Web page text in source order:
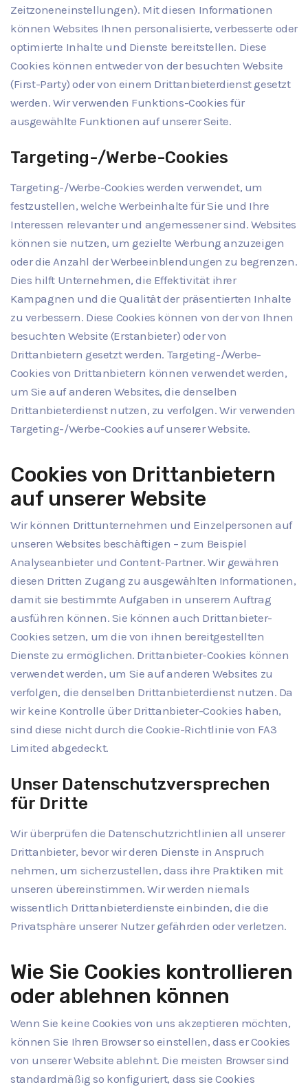
Zeitzoneneinstellungen). Mit diesen Informationen
können Websites Ihnen personalisierte, verbesserte oder
optimierte Inhalte und Dienste bereitstellen. Diese
Cookies können entweder von der besuchten Website
(First-Party) oder von einem Drittanbieterdienst gesetzt
werden. Wir verwenden Funktions-Cookies für
ausgewählte Funktionen auf unserer Seite.
Targeting-/Werbe-Cookies
Targeting-/Werbe-Cookies werden verwendet, um
festzustellen, welche Werbeinhalte für Sie und Ihre
Interessen relevanter und angemessener sind. Websites
können sie nutzen, um gezielte Werbung anzuzeigen
oder die Anzahl der Werbeeinblendungen zu begrenzen.
Dies hilft Unternehmen, die Effektivität ihrer
Kampagnen und die Qualität der präsentierten Inhalte
zu verbessern. Diese Cookies können von der von Ihnen
besuchten Website (Erstanbieter) oder von
Drittanbietern gesetzt werden. Targeting-/Werbe-
Cookies von Drittanbietern können verwendet werden,
um Sie auf anderen Websites, die denselben
Drittanbieterdienst nutzen, zu verfolgen. Wir verwenden
Targeting-/Werbe-Cookies auf unserer Website.
Cookies von Drittanbietern
auf unserer Website
Wir können Drittunternehmen und Einzelpersonen auf
unseren Websites beschäftigen – zum Beispiel
Analyseanbieter und Content-Partner. Wir gewähren
diesen Dritten Zugang zu ausgewählten Informationen,
damit sie bestimmte Aufgaben in unserem Auftrag
ausführen können. Sie können auch Drittanbieter-
Cookies setzen, um die von ihnen bereitgestellten
Dienste zu ermöglichen. Drittanbieter-Cookies können
verwendet werden, um Sie auf anderen Websites zu
verfolgen, die denselben Drittanbieterdienst nutzen. Da
wir keine Kontrolle über Drittanbieter-Cookies haben,
sind diese nicht durch die Cookie-Richtlinie von FA3
Limited abgedeckt.
Unser Datenschutzversprechen
für Dritte
Wir überprüfen die Datenschutzrichtlinien all unserer
Drittanbieter, bevor wir deren Dienste in Anspruch
nehmen, um sicherzustellen, dass ihre Praktiken mit
unseren übereinstimmen. Wir werden niemals
wissentlich Drittanbieterdienste einbinden, die die
Privatsphäre unserer Nutzer gefährden oder verletzen.
Wie Sie Cookies kontrollieren
oder ablehnen können
Wenn Sie keine Cookies von uns akzeptieren möchten,
können Sie Ihren Browser so einstellen, dass er Cookies
von unserer Website ablehnt. Die meisten Browser sind
standardmäßig so konfiguriert, dass sie Cookies